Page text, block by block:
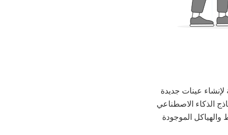
عينات جديدة
الذكاء الاصطناعي
الموجودة